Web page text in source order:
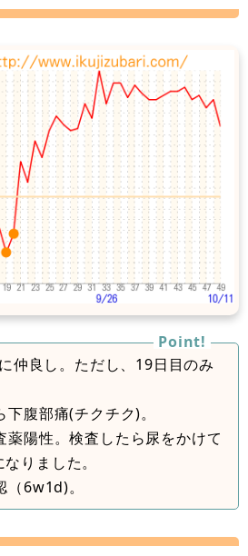
仲良し。ただし、19日目のみ
腹部痛(チクチク)。
薬陽性。検査したら尿をかけて
りました。
6w1d)。